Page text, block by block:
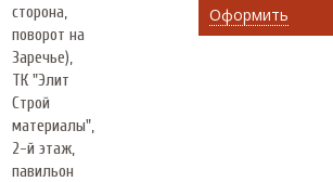
сторона,
поворот на
Заречье),
ТК "Элит
Строй
материалы",
2-й этаж,
павильон
Оформить